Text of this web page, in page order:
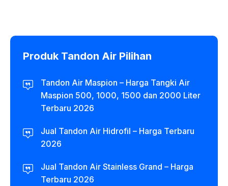
Produk Tandon Air Pilihan
Tandon Air Maspion – Harga Tangki Air
Maspion 500, 1000, 1500 dan 2000 Liter
Terbaru 2026
Jual Tandon Air Hidrofil – Harga Terbaru
2026
Jual Tandon Air Stainless Grand – Harga
Terbaru 2026